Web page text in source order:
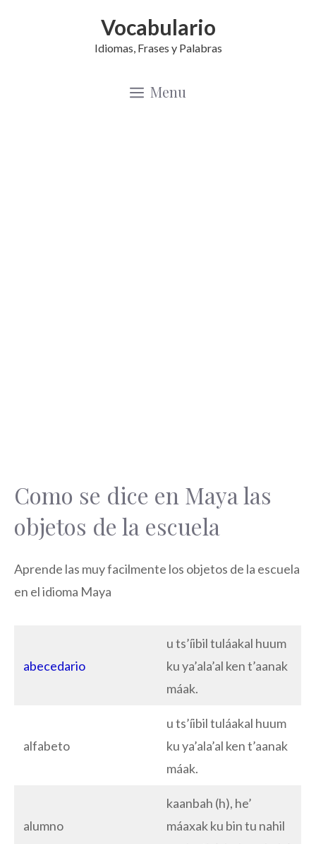
Vocabulario
Idiomas, Frases y Palabras
Menu
Como se dice en Maya las
objetos de la escuela
Aprende las muy facilmente los objetos de la escuela
en el idioma Maya
abecedario
u ts’íibil tuláakal huum
ku ya’ala’al ken t’aanak
máak.
alfabeto
u ts’íibil tuláakal huum
ku ya’ala’al ken t’aanak
máak.
alumno
kaanbah (h), he’
máaxak ku bin tu nahil